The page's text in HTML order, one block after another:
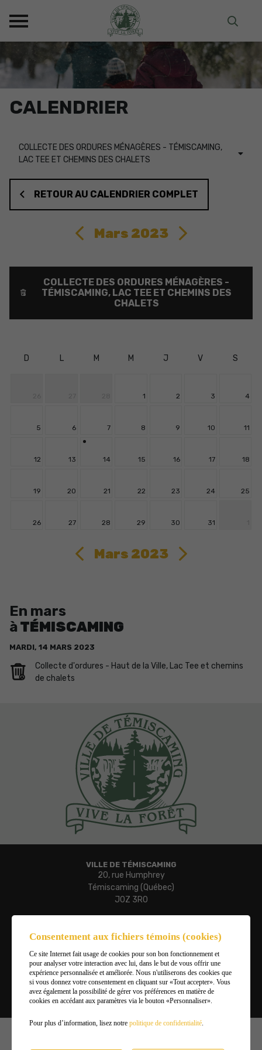
CALENDRIER
COLLECTE DES ORDURES MÉNAGÈRES - TÉMISCAMING,
LAC TEE ET CHEMINS DES CHALETS
RETOUR AU CALENDRIER COMPLET
Mars 2023
COLLECTE DES ORDURES MÉNAGÈRES -
TÉMISCAMING, LAC TEE ET CHEMINS DES
CHALETS
D L M M J V S
1 2 3 4
5 6 7 8 9 10 11
12 13 14 15 16 17 18
19 20 21 22 23 24 25
26 27 28 29 30 31
Mars 2023
En mars
à TÉMISCAMING
MARDI, 14 MARS 2023
Collecte d'ordures - Haut de la Ville, Lac Tee et chemins
de chalets
Consentement aux fichiers témoins (cookies)
Ce site Internet fait usage de cookies pour son bon fonctionnement et
pour analyser votre interaction avec lui, dans le but de vous offrir une
expérience personnalisée et améliorée. Nous n'utiliserons des cookies que
si vous donnez votre consentement en cliquant sur «Tout accepter». Vous
avez également la possibilité de gérer vos préférences en matière de
cookies en accédant aux paramètres via le bouton «Personnaliser».
Pour plus d’information, lisez notre politique de confidentialité.
VILLE DE TÉMISCAMING
20, rue Humphrey
Témiscaming (Québec)
J0Z 3R0
819 627-3273
819 627-3019
Courriel :
ville.temiscaming@temiscaming.net
Gérer mes témoins (cookies)